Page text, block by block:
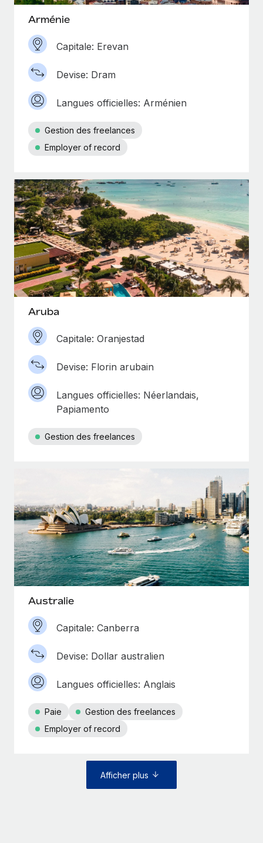
Arménie
Capitale: Erevan
Devise: Dram
Langues officielles: Arménien
Gestion des freelances
Employer of record
Aruba
Capitale: Oranjestad
Devise: Florin arubain
Langues officielles: Néerlandais,
Papiamento
Gestion des freelances
Australie
Capitale: Canberra
Devise: Dollar australien
Langues officielles: Anglais
Paie
Gestion des freelances
Employer of record
Afficher plus